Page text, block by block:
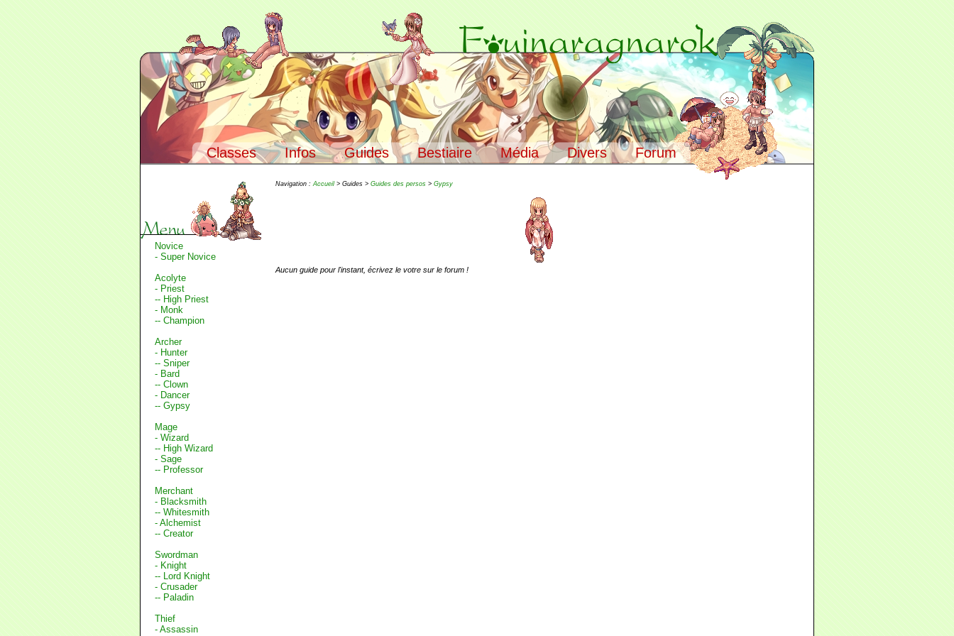
Classes Infos Guides Bestiaire Média Divers Forum
Novice
- Super Novice
Acolyte
- Priest
-- High Priest
- Monk
-- Champion
Archer
- Hunter
-- Sniper
- Bard
-- Clown
- Dancer
-- Gypsy
Mage
- Wizard
-- High Wizard
- Sage
-- Professor
Merchant
- Blacksmith
-- Whitesmith
- Alchemist
-- Creator
Swordman
- Knight
-- Lord Knight
- Crusader
-- Paladin
Thief
- Assassin
Navigation :Accueil> Guides > Guides des persos > Gypsy
Aucun guide pour l'instant, écrivez le votre sur le forum !